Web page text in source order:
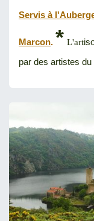
Servis à
Marcon. * L'art
par des artistes du